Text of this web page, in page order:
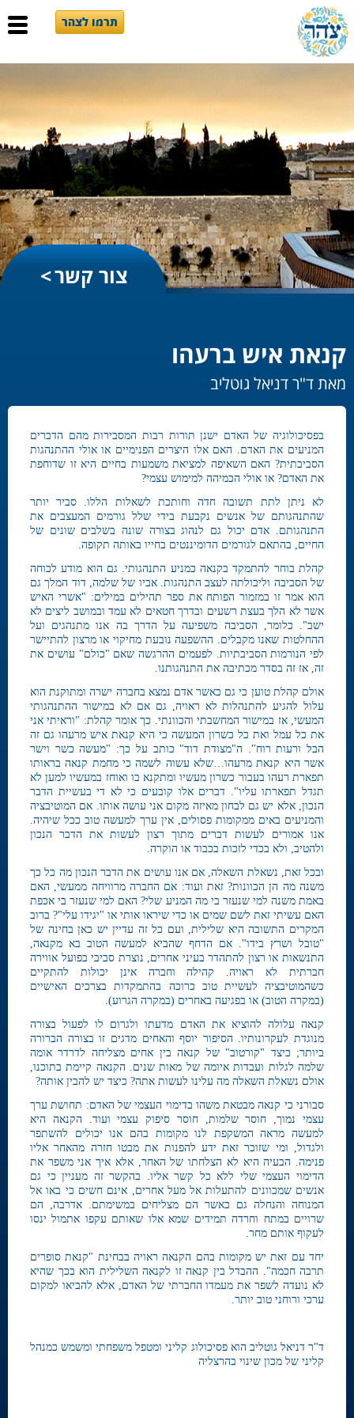
תרמו לצהר
צור קשר
קנאת איש ברעהו
מאת ד"ר דניאל גוטליב
בפסיכולוגיה של האדם ישנן תורות רבות המסבירות מהם הדברים
המניעים את האדם. האם אלו היצרים הפנימיים או אולי ההתנהגות
הסביבתית? האם השאיפה למציאת משמעות בחיים היא זו שדוחפת
את האדם? או אולי הכמיהה למימוש עצמי?
לא ניתן לתת תשובה חדה וחותכת לשאלות הללו. סביר יותר
שהתנהגותם של אנשים נקבעת בידי שלל גורמים המעצבים את
התנהגותם. אדם יכול גם לנהוג בצורה שונה בשלבים שונים של
החיים, בהתאם לגורמים הדומיננטים בחייו באותה תקופה.
קהלת בוחר להתמקד בקנאה כמניע התנהגותי. גם הוא מודע לכוחה
של הסביבה וליכולתה לעצב התנהגות. אביו של שלמה, דוד המלך גם
הוא אמר זו במזמור הפותח את ספר תהילים במילים: "אשרי האיש
אשר לא הלך בעצת רשעים ובדרך חטאים לא עמד ובמושב ליצים לא
ישב". כלומר, הסביבה משפיעה על הדרך בה אנו מתנהגים ועל
ההחלטות שאנו מקבלים. ההשפעה נובעת מחיקוי או מרצון להתיישר
לפי הנורמות הסביבתיות. לפעמים ההרגשה שאם "כולם" עושים את
זה, אז זה בסדר מכתיבה את התנהגותנו.
אולם קהלת טוען כי גם כאשר אדם נמצא בחברה ישרה ומתוקנת הוא
עלול להגיע להתנהלות לא ראויה, גם אם לא במישור ההתנהגותי
המעשי, אז במישור המחשבתי והכוונתי. כך אומר קהלת: "וראיתי אני
את כל עמל ואת כל כשרון המעשה כי היא קנאת איש מרעהו גם זה
הבל ורעות רוח". ה"מצודת דוד" כותב על כך: "מעשה כשר וישר
אשר היא קנאת מרעהו…שלא עשוה לשמה כי מחמת קנאה בראותו
תפארת רעהו בעבור כשרון מעשיו ומתקנא בו ואוחז במעשיו למען לא
תגדל תפארתו עליו". דברים אלו קובעים כי לא די בעשיית הדבר
הנכון, אלא יש גם לבחון מאיזה מקום אני עושה אותו. אם המוטיבציה
והמניעים באים ממקומות פסולים, אין ערך למעשה טוב ככל שיהיה.
אנו אמורים לעשות דברים מתוך רצון לעשות את הדבר הנכון
ולהטיב, ולא בכדי לזכות בכבוד או הוקרה.
ובכל זאת, נשאלת השאלה, אם אנו עושים את הדבר הנכון מה כל כך
משנה מה הן הכוונות? זאת ועוד: אם החברה מרוויחה ממעשי, האם
באמת משנה למי שנעזר בי מה המניע שלי? האם למי שנעזר בי אכפת
האם עשיתי זאת לשם שמים או כדי שיראו אותי או "יגידו עלי"? ברוב
המקרים התשובה היא שלילית, ועם כל זה עדיין יש כאן בחינה של
"טובל ושרץ בידו". אם הדחף שהביא למעשה הטוב בא מקנאה,
התנשאות או רצון להתהדר בעיני אחרים, נוצרת סביבי בפועל אווירה
חברתית לא ראויה. קהילה וחברה אינן יכולות להתקיים
כשהמוטיבציה לעשיית טוב כרוכה בהתמקדות בצרכים האישיים
(במקרה הטוב) או בפגיעה באחרים (במקרה הגרוע).
קנאה עלולה להוציא את האדם מדעתו ולגרום לו לפעול בצורה
מנוגדת לעקרונותיו. הסיפור יוסף והאחים מדגים זו בצורה הברורה
ביותר; כיצד "קורטוב" של קנאה בין אחים מצליחה לדרדר אומה
שלמה לגלות ועבדות איומה של מאות שנים. הקנאה קיימת בתוכנו,
אולם נשאלת השאלה מה עלינו לעשות אתה? כיצד יש להבין אותה?
סבורני כי קנאה מבטאת משהו בדימוי העצמי של האדם: תחושת ערך
עצמי נמוך, חוסר שלמות, חוסר סיפוק עצמי ועוד. הקנאה היא
למעשה מראה המשקפת לנו מקומות בהם אנו יכולים להשתפר
ולגדול, ומי שזוכר זאת ידע להפנות את מבטו חזרה מהאחר אליו
פנימה. הבעיה היא לא הצלחתו של האחר, אלא איך אני משפר את
הדימוי העצמי שלי ללא כל קשר אליו. בהקשר זה מעניין כי גם
אנשים שמכוונים להתעלות אל מעל אחרים, אינם חשים כי באו אל
המנוחה והנחלה גם כאשר הם מצליחים במשימתם. אדרבה, הם
שרויים במתח וחרדה תמידים שמא אלו שאותם עקפו אתמול ינסו
לעקוף אותם מחר.
יחד עם זאת יש מקומות בהם הקנאה ראויה בבחינת "קנאת סופרים
תרבה חכמה". ההבדל בין קנאה זו לקנאה השלילית הוא בכך שהיא
לא נועדה לשפר את מעמדו החברתי של האדם, אלא להביאו למקום
ערכי ורוחני טוב יותר.
ד"ר דניאל גוטליב הוא פסיכולוג קליני ומטפל משפחתי ומשמש כמנהל
קליני של מכון שינוי בהרצליה